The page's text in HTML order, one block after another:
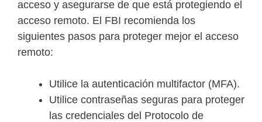
acceso y asegurarse de que está protegiendo el
acceso remoto. El FBI recomienda los
siguientes pasos para proteger mejor el acceso
remoto:
Utilice la autenticación multifactor (MFA).
Utilice contraseñas seguras para proteger
las credenciales del Protocolo de